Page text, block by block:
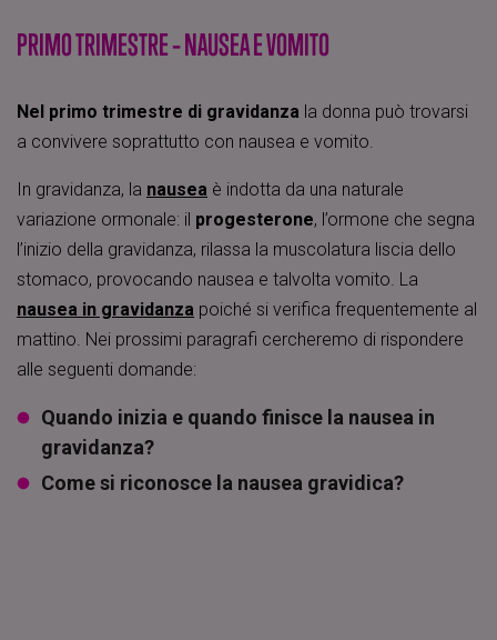
PRIMO TRIMESTRE – NAUSEA E VOMITO
Nel primo trimestre di gravidanza la donna può trovarsi
a convivere soprattutto con nausea e vomito.
In gravidanza, la nausea è indotta da una naturale
variazione ormonale: il progesterone, l’ormone che segna
l’inizio della gravidanza, rilassa la muscolatura liscia dello
stomaco, provocando nausea e talvolta vomito. La
nausea in gravidanza poiché si verifica frequentemente al
mattino. Nei prossimi paragrafi cercheremo di rispondere
alle seguenti domande:
Quando inizia e quando finisce la nausea in
gravidanza?
Come si riconosce la nausea gravidica?